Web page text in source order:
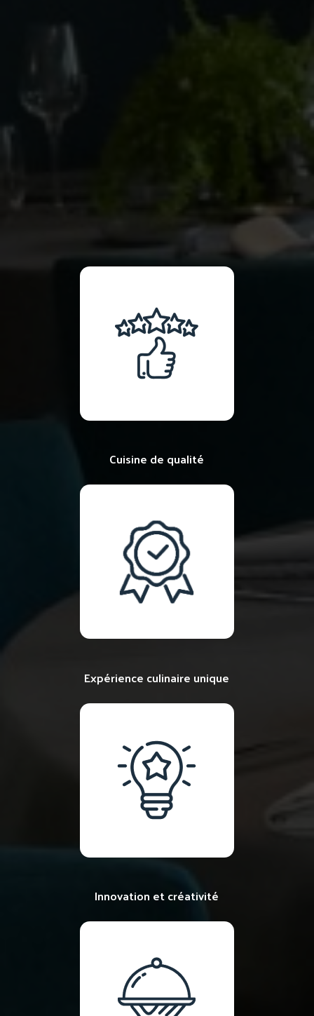
Cuisine de qualité
Expérience culinaire unique
Innovation et créativité